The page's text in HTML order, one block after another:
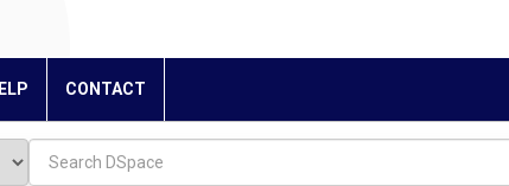
HELP CONTACT